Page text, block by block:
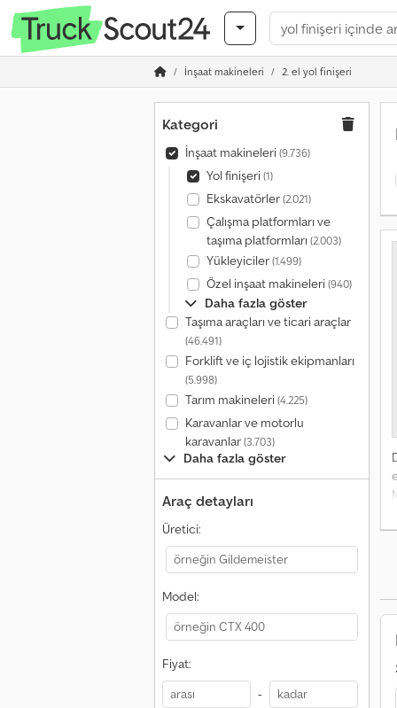
İnşaat makineleri 2. el yol finişeri
Kategori
İnşaat makineleri(9.736)
Yol finişeri(1)
Ekskavatörler(2.021)
Çalışma platformları ve
taşıma platformları (2.003)
Yükleyiciler(1.499)
Özel inşaat makineleri(940)
Daha fazla göster
Taşıma araçları ve ticari araçlar
(46.491)
Forklift ve iç lojistik ekipmanları
(5.998)
Tarım makineleri(4.225)
Karavanlar ve motorlu
karavanlar(3.703)
Daha fazla göster
Araç detayları
Üretici:
Model:
Fiyat:
-